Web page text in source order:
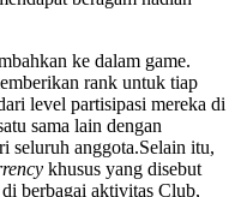
ke dalam game.
rank untuk tiap
level partisipasi mereka di
sama lain dengan
seluruh anggota.Selain itu,
khusus yang disebut
berbagai aktivitas Club,